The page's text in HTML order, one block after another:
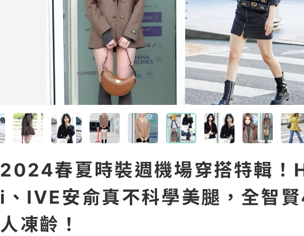
2024春夏時裝週機場穿搭特輯！
i、IVE安俞真不科學美腿，全智
人凍齡！